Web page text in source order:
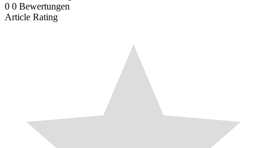
0 0 Bewertungen
Article Rating